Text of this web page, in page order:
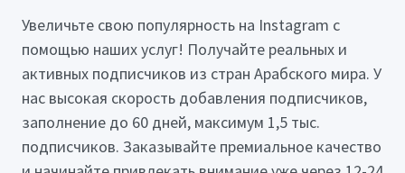
Увеличьте свою популярность на Instagram с
помощью наших услуг! Получайте реальных и
активных подписчиков из стран Арабского мира. У
нас высокая скорость добавления подписчиков,
заполнение до 60 дней, максимум 1,5 тыс.
подписчиков. Заказывайте премиальное качество